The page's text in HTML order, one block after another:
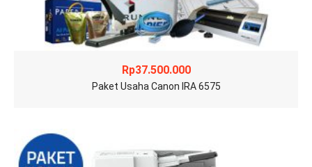
Rp37.500.000
Paket Usaha Canon IRA 6575